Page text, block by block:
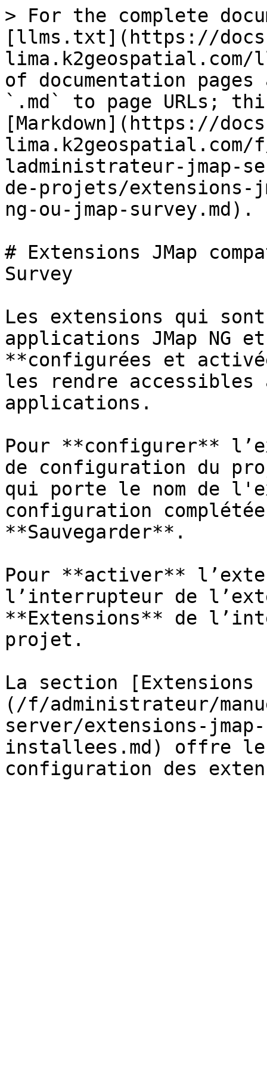
> For the complete
[llms.txt](https://
of documentation
`.md` to page URLs;
[Markdown](https://
ladministrateur-jmap-
de-projets/extensions-
ng-ou-jmap-survey.md).
# Extensions JMap
Survey
Les extensions qui
applications JMap NG
**configurées et
les rendre
applications.
Pour **configurer**
de configuration du
qui porte le nom de
configuration
**Sauvegarder**.
Pour **activer**
l’interrupteur de
**Extensions** de
projet.
La section
(/f/administrateur/
server/extensions-
installees.md) offre